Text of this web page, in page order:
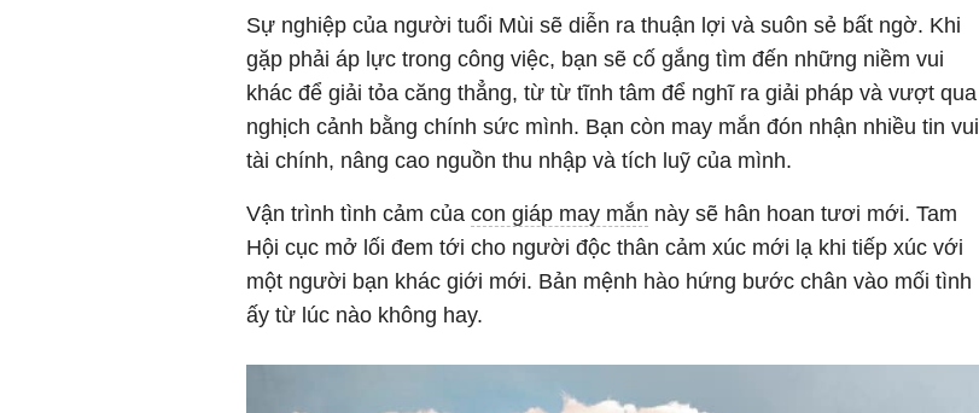
Sự nghiệp của người tuổi Mùi sẽ diễn ra thuận lợi và suôn sẻ bất ngờ. Khi
gặp phải áp lực trong công việc, bạn sẽ cố gắng tìm đến những niềm vui
khác để giải tỏa căng thẳng, từ từ tĩnh tâm để nghĩ ra giải pháp và vượt qua
nghịch cảnh bằng chính sức mình. Bạn còn may mắn đón nhận nhiều tin vui
tài chính, nâng cao nguồn thu nhập và tích luỹ của mình.
Vận trình tình cảm của con giáp may mắn này sẽ hân hoan tươi mới. Tam
Hội cục mở lối đem tới cho người độc thân cảm xúc mới lạ khi tiếp xúc với
một người bạn khác giới mới. Bản mệnh hào hứng bước chân vào mối tình
ấy từ lúc nào không hay.